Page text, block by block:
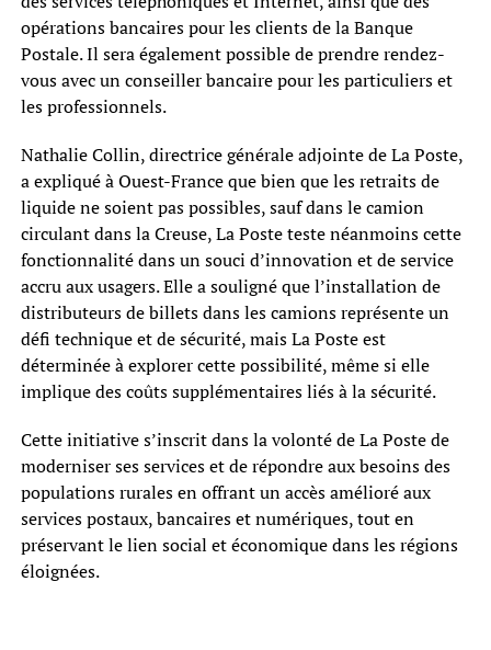
opérations bancaires pour les clients de la Banque
Postale. Il sera également possible de prendre rendez-
vous avec un conseiller bancaire pour les particuliers et
les professionnels.
Nathalie Collin, directrice générale adjointe de La Poste,
a expliqué à Ouest-France que bien que les retraits de
liquide ne soient pas possibles, sauf dans le camion
circulant dans la Creuse, La Poste teste néanmoins cette
fonctionnalité dans un souci d’innovation et de service
accru aux usagers. Elle a souligné que l’installation de
distributeurs de billets dans les camions représente un
défi technique et de sécurité, mais La Poste est
déterminée à explorer cette possibilité, même si elle
implique des coûts supplémentaires liés à la sécurité.
Cette initiative s’inscrit dans la volonté de La Poste de
moderniser ses services et de répondre aux besoins des
populations rurales en offrant un accès amélioré aux
services postaux, bancaires et numériques, tout en
préservant le lien social et économique dans les régions
éloignées.